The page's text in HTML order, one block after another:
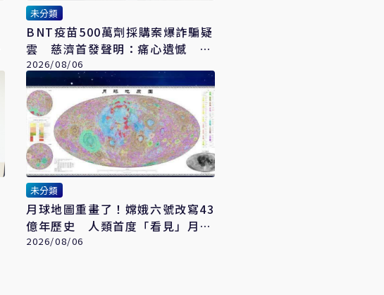
未分類
BNT疫苗500萬劑採購案爆詐騙疑
雲 慈濟首發聲明：痛心遺憾 配
合司法將追究權益
2026/08/06
未分類
月球地圖重畫了！嫦娥六號改寫43
億年歷史 人類首度「看見」月球
深部
2026/08/06